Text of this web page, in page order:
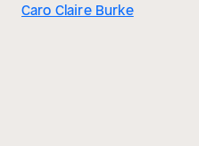
Caro Claire Burke